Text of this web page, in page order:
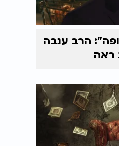
הרב ענבה
ראה